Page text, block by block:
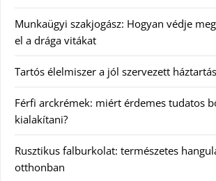
Munkaügyi szakjogász: Hogyan védje
el a drága vitákat
Tartós élelmiszer a jól szervezett
Férfi arckrémek: miért érdemes tudatos
kialakítani?
Rusztikus falburkolat: természetes
otthonban